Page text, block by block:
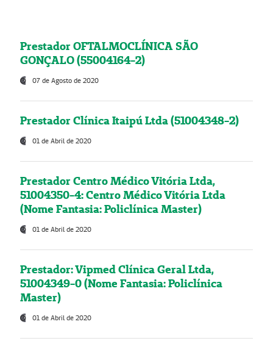
Prestador OFTALMOCLÍNICA SÃO
GONÇALO (55004164-2)
07 de Agosto de 2020
Prestador Clínica Itaipú Ltda (51004348-2)
01 de Abril de 2020
Prestador Centro Médico Vitória Ltda,
51004350-4: Centro Médico Vitória Ltda
(Nome Fantasia: Policlínica Master)
01 de Abril de 2020
Prestador: Vipmed Clínica Geral Ltda,
51004349-0 (Nome Fantasia: Policlínica
Master)
01 de Abril de 2020